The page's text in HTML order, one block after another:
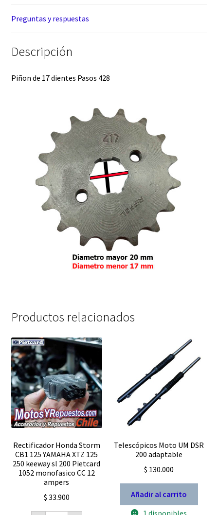
Preguntas y respuestas
Descripción
Piñon de 17 dientes Pasos 428
Productos relacionados
Rectificador Honda Storm
CB1 125 YAMAHA XTZ 125
250 keeway sl 200 Pietcard
1052 monofasico CC 12
ampers
$ 33.900
Telescópicos Moto UM DSR
200 adaptable
$ 130.000
Añadir al carrito
1 disponibles